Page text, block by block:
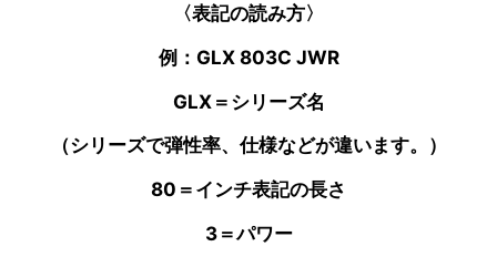
〈表記の読み方〉
例：GLX 803C JWR
GLX＝シリーズ名
（シリーズで弾性率、仕様などが違います。）
80＝インチ表記の長さ
3＝パワー